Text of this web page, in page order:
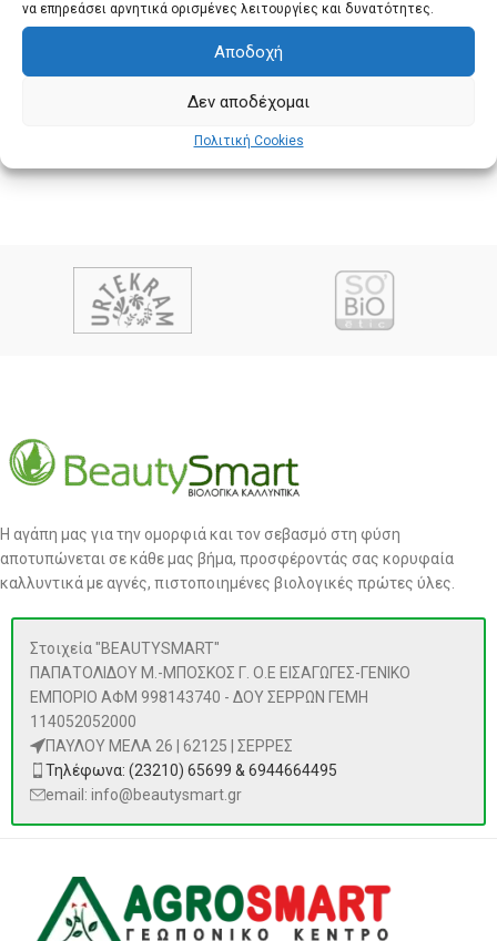
να επηρεάσει αρνητικά ορισμένες λειτουργίες και δυνατότητες.
Αποδοχή
Δεν αποδέχομαι
Πολιτική Cookies
Η αγάπη μας για την ομορφιά και τον σεβασμό στη φύση
αποτυπώνεται σε κάθε μας βήμα, προσφέροντάς σας κορυφαία
καλλυντικά με αγνές, πιστοποιημένες βιολογικές πρώτες ύλες.
Στοιχεία "BEAUTYSMART"
ΠΑΠΑΤΟΛΙΔΟΥ Μ.-ΜΠΟΣΚΟΣ Γ. Ο.Ε ΕΙΣΑΓΩΓΕΣ-ΓΕΝΙΚΟ
ΕΜΠΟΡΙΟ ΑΦΜ 998143740 - ΔΟΥ ΣΕΡΡΩΝ ΓΕΜΗ
114052052000
ΠΑΥΛΟΥ ΜΕΛΑ 26 | 62125 | ΣΕΡΡΕΣ
Τηλέφωνα: (23210) 65699 & 6944664495
email: info@beautysmart.gr